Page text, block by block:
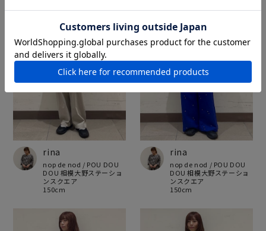
rina
nop de nod / POU DOU
DOU 相模大野ステーショ
ンスクエア
150cm
rina
nop de nod / POU DOU
DOU 相模大野ステーショ
ンスクエア
150cm